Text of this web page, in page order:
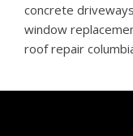
concrete driveways
window
roof repair